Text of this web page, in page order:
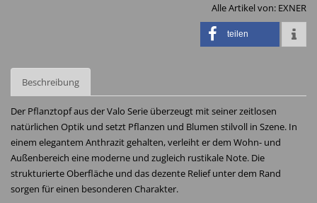
Alle Artikel von: EXNER
teilen
Beschreibung
Der Pflanztopf aus der Valo Serie überzeugt mit seiner zeitlosen
natürlichen Optik und setzt Pflanzen und Blumen stilvoll in Szene. In
einem elegantem Anthrazit gehalten, verleiht er dem Wohn- und
Außenbereich eine moderne und zugleich rustikale Note. Die
strukturierte Oberfläche und das dezente Relief unter dem Rand
sorgen für einen besonderen Charakter.